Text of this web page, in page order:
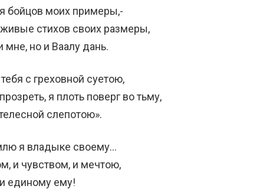
бойцов моих примеры,-
стихов своих размеры,
но и Ваалу дань.
с греховной суетою,
я плоть поверг во тьму,
слепотою».
я владыке своему…
и чувством, и мечтою,
единому ему!